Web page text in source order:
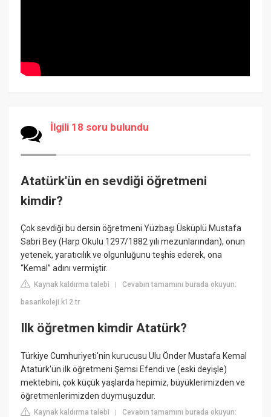
İlgili 18 soru bulundu
Atatürk'ün en sevdiği öğretmeni
kimdir?
Çok sevdiği bu dersin öğretmeni Yüzbaşı Üsküplü Mustafa
Sabri Bey (Harp Okulu 1297/1882 yılı mezunlarından), onun
yetenek, yaratıcılık ve olgunluğunu teşhis ederek, ona
“Kemal” adını vermiştir.
Kaynak kaldırma talebi |Cevabın tamamını burada okuyun:
basarikoleji.k12.tr
Ilk öğretmen kimdir Atatürk?
Türkiye Cumhuriyeti'nin kurucusu Ulu Önder Mustafa Kemal
Atatürk'ün ilk öğretmeni Şemsi Efendi ve (eski deyişle)
mektebini, çok küçük yaşlarda hepimiz, büyüklerimizden ve
öğretmenlerimizden duymuşuzdur.
Kaynak kaldırma talebi |Cevabın tamamını burada okuyun: